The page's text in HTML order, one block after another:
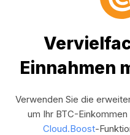
Einnahmen
Verwenden Sie die
um Ihr BTC-
Cloud.Boost-